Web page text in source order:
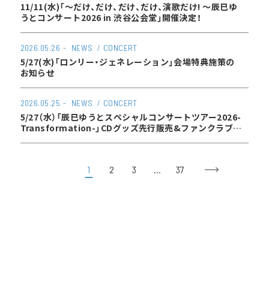
11/11(水)「～だけ、だけ、だけ、だけ、演歌だけ! ～辰巳ゆ
うとコンサート2026 in 渋谷公会堂」開催決定！
2026.05.26 NEWS CONCERT
5/27(水)「ロンリー・ジェネレーション」会場特典施策の
お知らせ
2026.05.25 NEWS CONCERT
5/27（水）「辰巳ゆうとスペシャルコンサートツアー2026-
Transformation-」CDグッズ先行販売&ファンクラブ入
1 2 3 … 37